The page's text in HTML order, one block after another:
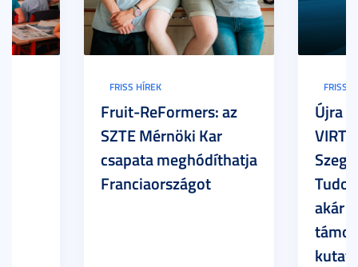
FRISS HÍREK
Fruit-ReFormers: az
SZTE Mérnöki Kar
csapata meghódíthatja
Franciaországot
FRISS
Újra
akár